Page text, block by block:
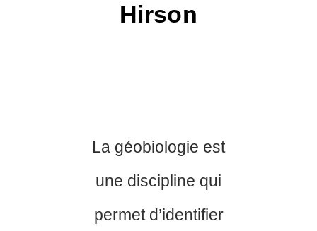
Hirson
La géobiologie est
une discipline qui
permet d’identifier